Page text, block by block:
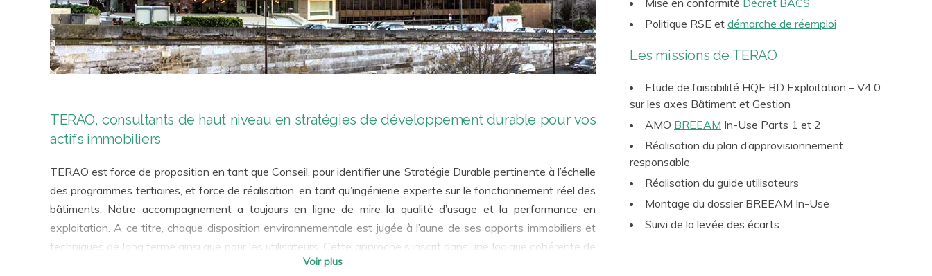
TERAO, consultants de haut niveau en stratégies de développement durable pour vos
actifs immobiliers
TERAO est force de proposition en tant que Conseil, pour identifier une Stratégie Durable pertinente à l’échelle
des programmes tertiaires, et force de réalisation, en tant qu’ingénierie experte sur le fonctionnement réel des
bâtiments. Notre accompagnement a toujours en ligne de mire la qualité d’usage et la performance en
exploitation. A ce titre, chaque disposition environnementale est jugée à l’aune de ses apports immobiliers et
techniques de long terme ainsi que pour les utilisateurs. Cette approche s’inscrit dans une logique cohérente de
RSE et les démarches visées par notre travail confèrent une plus-value forte au lieu de travail créé. Ainsi, nous
Mise en conformité Décret BACS
Politique RSE et démarche de réemploi
Les missions de TERAO
Etude de faisabilité HQE BD Exploitation – V4.0
sur les axes Bâtiment et Gestion
AMO BREEAM In-Use Parts 1 et 2
Réalisation du plan d’approvisionnement
responsable
Réalisation du guide utilisateurs
Montage du dossier BREEAM In-Use
Suivi de la levée des écarts